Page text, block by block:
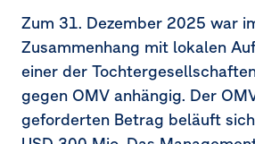
21. Sonstige Vermögenswerte
22.
Eigenkapital der Anteilseigner
Mutterunternehmens
23. Nicht beherrschende Anteile
Zum 31. Dezember 2025 war
Zusammenhang mit lokalen
einer der
gegen OMV anhängig. Der
geforderten Betrag beläuft